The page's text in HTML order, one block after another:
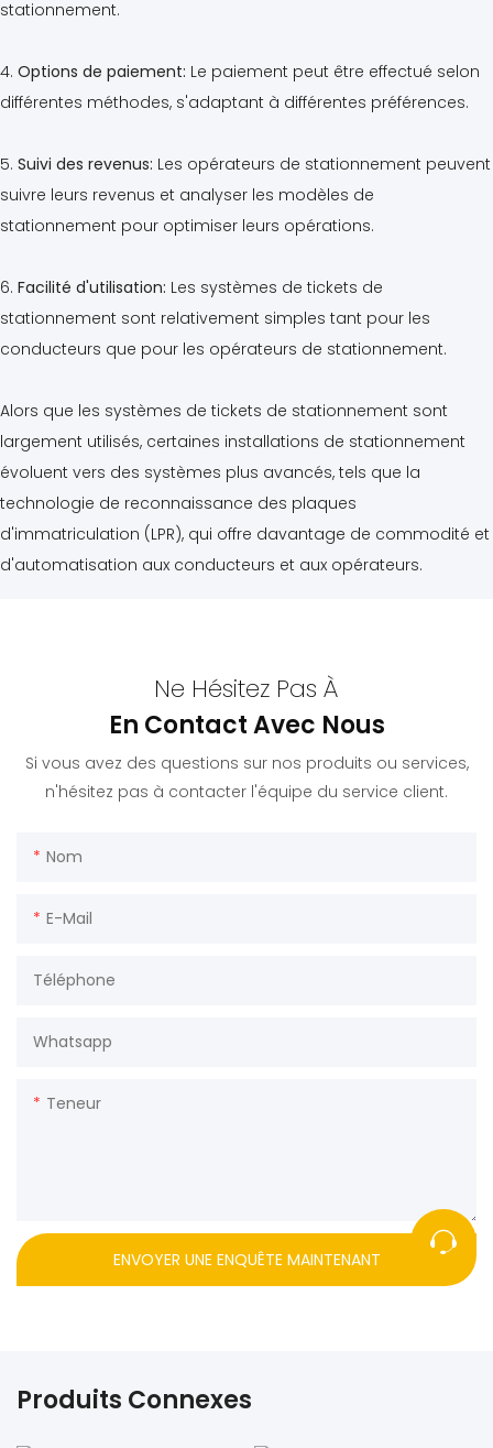
stationnement.
4. Options de paiement: Le paiement peut être effectué selon
différentes méthodes, s'adaptant à différentes préférences.
5. Suivi des revenus: Les opérateurs de stationnement peuvent
suivre leurs revenus et analyser les modèles de
stationnement pour optimiser leurs opérations.
6. Facilité d'utilisation: Les systèmes de tickets de
stationnement sont relativement simples tant pour les
conducteurs que pour les opérateurs de stationnement.
Alors que les systèmes de tickets de stationnement sont
largement utilisés, certaines installations de stationnement
évoluent vers des systèmes plus avancés, tels que la
technologie de reconnaissance des plaques
d'immatriculation (LPR), qui offre davantage de commodité et
d'automatisation aux conducteurs et aux opérateurs.
Ne Hésitez Pas À
En Contact Avec Nous
Si vous avez des questions sur nos produits ou services,
n'hésitez pas à contacter l'équipe du service client.
Nom
E-Mail
Téléphone
Whatsapp
Teneur
ENVOYER UNE ENQUÊTE MAINTENANT
Produits Connexes